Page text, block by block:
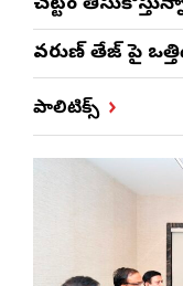
వరుణ్ తేజ్‌ పై
పాలిటిక్స్